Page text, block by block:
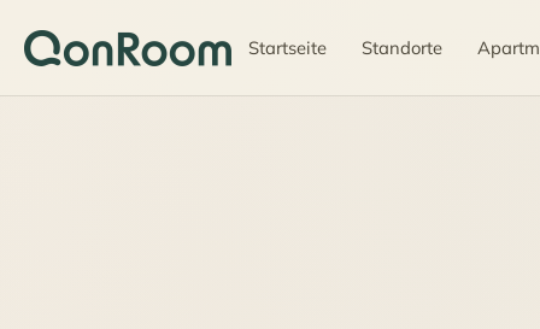
Startseite Standorte